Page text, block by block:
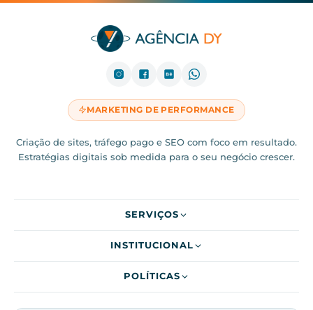
MARKETING DE PERFORMANCE
Criação de sites, tráfego pago e SEO com foco em resultado.
Estratégias digitais sob medida para o seu negócio crescer.
SERVIÇOS
INSTITUCIONAL
POLÍTICAS